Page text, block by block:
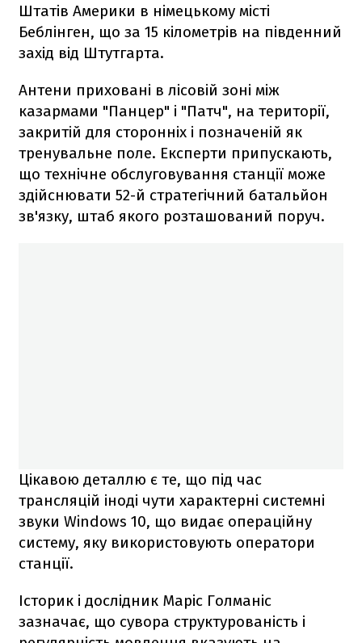
Штатів Америки в німецькому місті
Беблінген, що за 15 кілометрів на південний
захід від Штутгарта.
Антени приховані в лісовій зоні між
казармами "Панцер" і "Патч", на території,
закритій для сторонніх і позначеній як
тренувальне поле. Експерти припускають,
що технічне обслуговування станції може
здійснювати 52-й стратегічний батальйон
зв'язку, штаб якого розташований поруч.
Цікавою деталлю є те, що під час
трансляцій іноді чути характерні системні
звуки Windows 10, що видає операційну
систему, яку використовують оператори
станції.
Історик і дослідник Маріс Голманіс
зазначає, що сувора структурованість і